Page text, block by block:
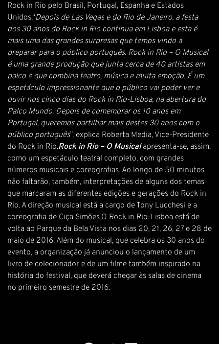
Rock in Rio pelo Brasil, Portugal, Espanha e Estados
Unidos.“Depois de Las Vegas e do Rio de Janeiro, a festa
dos 30 anos do Rock in Rio continua em Lisboa e esta é
mais uma das grandes surpresas que temos vindo a
preparar para o público português. Rock in Rio – O Musical
é uma grande produção que junta cerca de 40 artistas em
palco e que combina teatro, música e muita emoção. É um
espetáculo impressionante que o público vai poder ver e
ouvir nos cinco dias do Rock in Rio-Lisboa, na abertura do
Palco Mundo. Depois de comemorar os 10 anos em
Portugal, queremos partilhar mais destes 30 anos com o
público português”, explica Roberta Media, Vice-Presidente
do Rock in Rio.Rock in Rio – O Musicalapresenta-se, assim,
como um espetáculo teatral completo, com grandes
números musicais e coreografias. Ao longo de 50 minutos
não faltarão, também, interpretações de alguns dos temas
que marcaram as diferentes edições e gerações do Rock in
Rio. A direção musical está a cargo de Tony Lucchesi e a
coreografia de Ciça Simões.O Rock in Rio-Lisboa está de
volta ao Parque da Bela Vista nos dias 20, 21, 26, 27 e 28 de
maio de 2016. Além do musical, que celebra os 30 anos do
evento, a organização já anunciou o lançamento de um
livro de colecionador e de um filme também inspirado na
história do festival, que deverá chegar às salas de cinema
no primeiro semestre de 2016.